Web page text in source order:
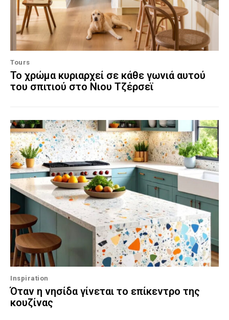
Tours
Το χρώμα κυριαρχεί σε κάθε γωνιά αυτού
του σπιτιού στο Νιου Τζέρσεϊ
Inspiration
Όταν η νησίδα γίνεται το επίκεντρο της
κουζίνας